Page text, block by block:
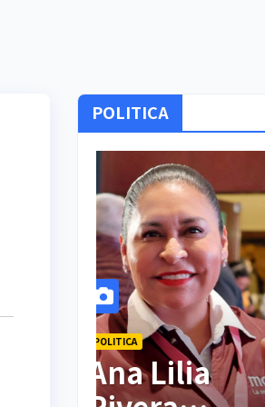
POLITICA
POLITICA
Lidera Ana